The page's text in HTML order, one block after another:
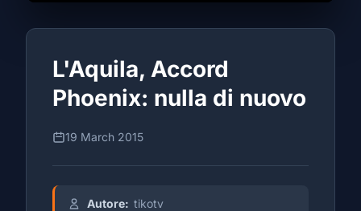
L'Aquila, Accord
Phoenix: nulla di nuovo
19 March 2015
Autore: tikotv